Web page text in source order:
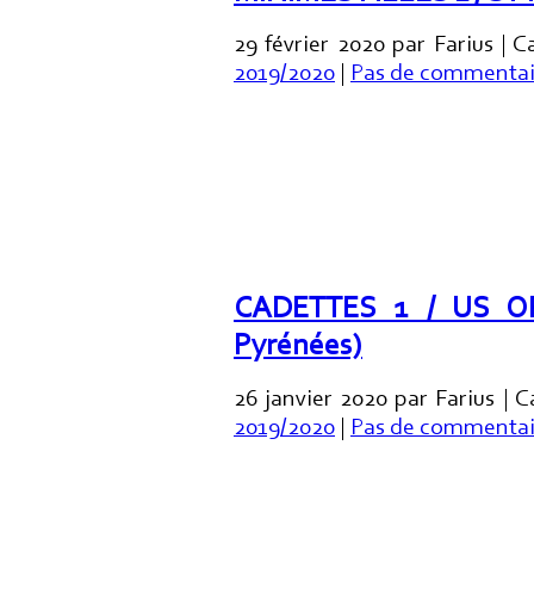
29 février 2020 par Farius |
2019/2020 | Pas de
CADETTES 1 / US
Pyrénées)
26 janvier 2020 par Farius |
2019/2020 | Pas de